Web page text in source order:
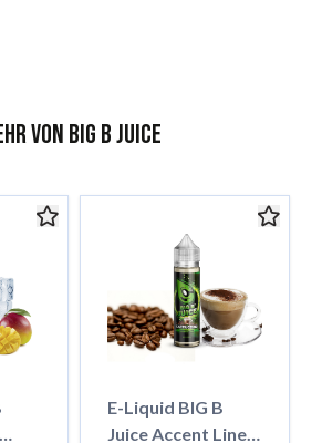
von Big B Juice
E-Liquid BIG B
Juice Accent Line,